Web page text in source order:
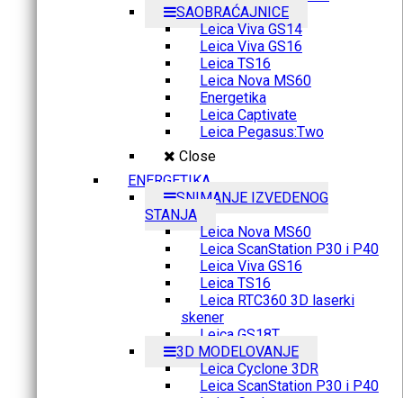
SAOBRAĆAJNICE
Leica Viva GS14
Leica Viva GS16
Leica TS16
Leica Nova MS60
Energetika
Leica Captivate
Leica Pegasus:Two
Close
ENERGETIKA
SNIMANJE IZVEDENOG
STANJA
Leica Nova MS60
Leica ScanStation P30 i P40
Leica Viva GS16
Leica TS16
Leica RTC360 3D laserki
skener
Leica GS18T
3D MODELOVANJE
Leica Cyclone 3DR
Leica ScanStation P30 i P40